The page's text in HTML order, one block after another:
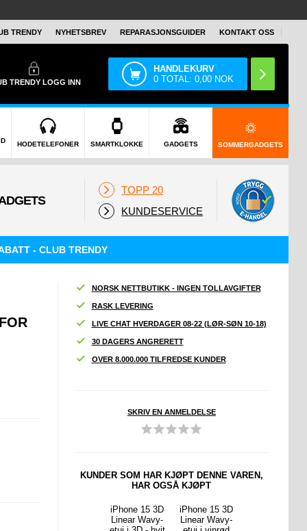
TRENDY NYHETSBREV REPARASJONSGUIDER KONTAKT OSS
TRENDYLOGG INN
HANDLEKURV
0 TOTAL:0,00 NOK
HODETELEFONER SMARTKLOKKE GADGETS SOMMERGADGETS
TOPP 20
KUNDESERVICE
- CLUB TRENDY
NORSK NETTBUTIKK - INGEN TOLLAVGIFTER
RASK LEVERING
LIVE CHAT HVERDAGER 08-22 (LØR-SØN 10-18)
30 DAGERS ANGRERETT
OVER 8.000.000 TILFREDSE KUNDER
SKRIV EN ANMELDELSE
KUNDER SOM HAR KJØPT DENNE VAREN,
HAR OGSÅ KJØPT
iPhone 15 3D
Linear Wavy-
iPhone 15 3D
Linear Wavy-